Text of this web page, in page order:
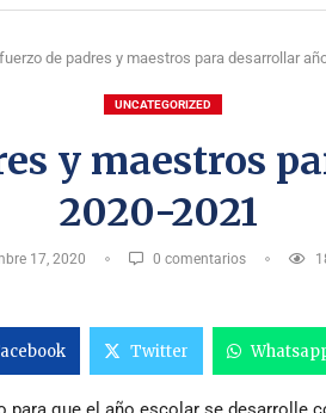
de padres y maestros para desarrollar
UNCATEGORIZED
y maestros
2020-2021
17, 2020 0 comentarios
Twitter